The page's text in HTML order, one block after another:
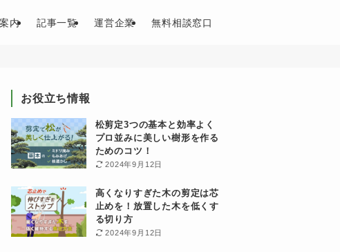
内 記事一覧 運営企業 無料相談窓口
お役立ち情報
松剪定3つの基本と効率よく
プロ並みに美しい樹形を作る
ためのコツ！
2024年9月12日
高くなりすぎた木の剪定は芯
止めを！放置した木を低くす
る切り方
2024年9月12日